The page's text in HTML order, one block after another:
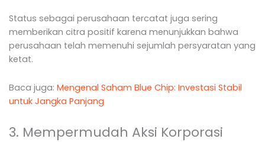
Status sebagai perusahaan tercatat juga sering
memberikan citra positif karena menunjukkan bahwa
perusahaan telah memenuhi sejumlah persyaratan yang
ketat.
Baca juga: Mengenal Saham Blue Chip: Investasi Stabil
untuk Jangka Panjang
3. Mempermudah Aksi Korporasi